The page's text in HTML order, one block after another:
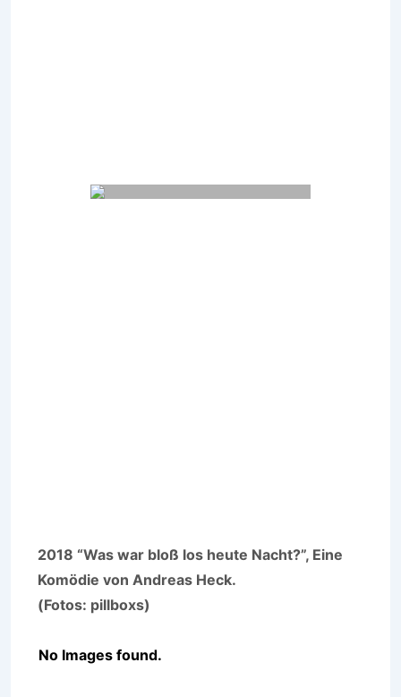
2018 “Was war bloß los heute Nacht?”, Eine
Komödie von Andreas Heck.
(Fotos: pillboxs)
No Images found.